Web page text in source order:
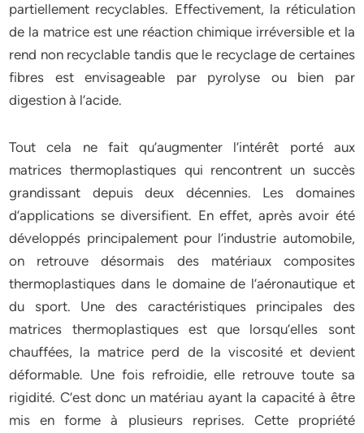
partiellement recyclables. Effectivement, la réticulation
de la matrice est une réaction chimique irréversible et la
rend non recyclable tandis que le recyclage de certaines
fibres est envisageable par pyrolyse ou bien par
digestion à l’acide.
Tout cela ne fait qu’augmenter l’intérêt porté aux
matrices thermoplastiques qui rencontrent un succès
grandissant depuis deux décennies. Les domaines
d’applications se diversifient. En effet, après avoir été
développés principalement pour l’industrie automobile,
on retrouve désormais des matériaux composites
thermoplastiques dans le domaine de l’aéronautique et
du sport. Une des caractéristiques principales des
matrices thermoplastiques est que lorsqu’elles sont
chauffées, la matrice perd de la viscosité et devient
déformable. Une fois refroidie, elle retrouve toute sa
rigidité. C’est donc un matériau ayant la capacité à être
mis en forme à plusieurs reprises. Cette propriété